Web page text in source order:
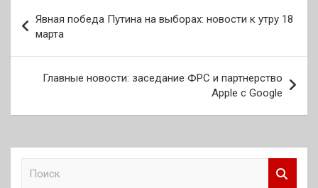
по
записям
Явная победа Путина на выборах: новости к утру 18
марта
Главные новости: заседание ФРС и партнерство
Apple с Google